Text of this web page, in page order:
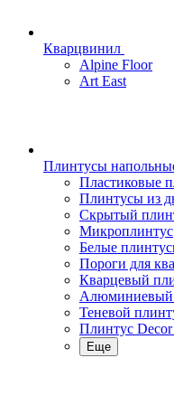
Кварцвинил
Alpine Floor
Art East
Плинтусы
Пластиковые
Плинтусы из
Скрытый
Микроплинтус
Белые
Пороги для
Кварцевый
Алюминиевый
Теневой
Плинтус
Еще